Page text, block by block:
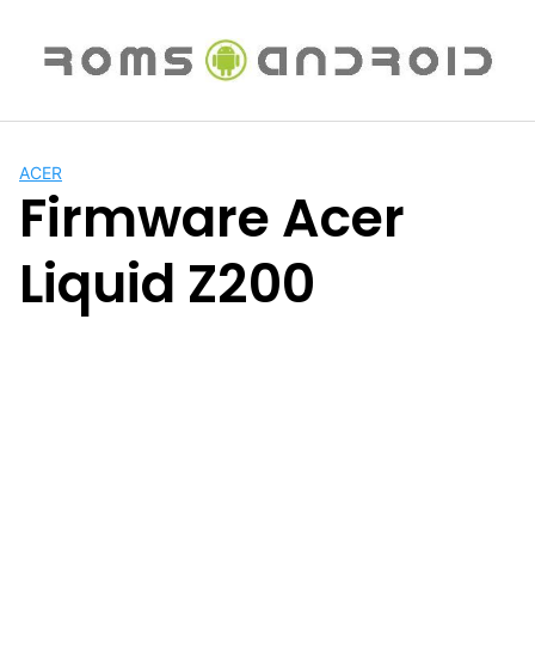
contenido
ACER
Firmware Acer
Liquid Z200